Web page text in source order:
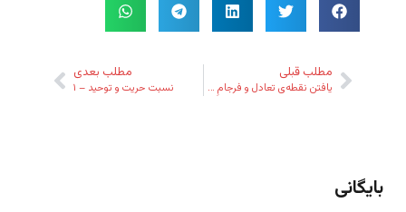
مطلب قبلی
یافتن نقطه‌ی تعادل و فرجامِ قدرتِ ضعیف!
مطلب بعدی
نسبت حریت و توحید – ۱
بایگانی